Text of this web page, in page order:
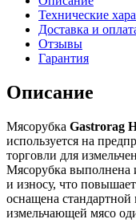
Технические
Доставка и
Отзывы
Гарантия
Описание
Мясорубка Gastrorag
используется на
торговли для
Мясорубка выполнена
и износу, что
оснащена
измельчающей мясо